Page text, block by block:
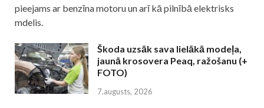
pieejams ar benzīna motoru un arī kā pilnībā elektrisks
mdelis.
Škoda uzsāk sava lielākā modeļa,
jaunā krosovera Peaq, ražošanu (+
FOTO)
7.augusts, 2026